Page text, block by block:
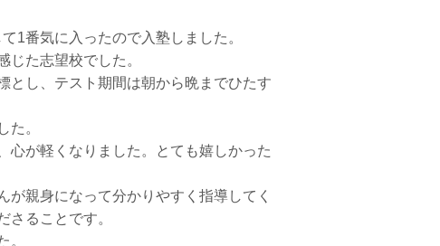
て1番気に入ったので入塾しました。
た志望校でした。
とし、テスト期間は朝から晩までひたす
た。
心が軽くなりました。とても嬉しかった
親身になって分かりやすく指導してく
さることです。
。